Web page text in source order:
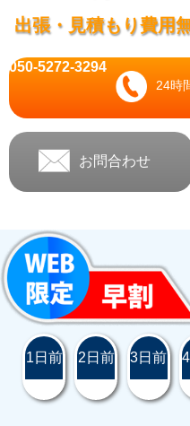
出張・見積もり費用
24時
050-5272-3294
お問合わせ
1日前 2日前 3日前